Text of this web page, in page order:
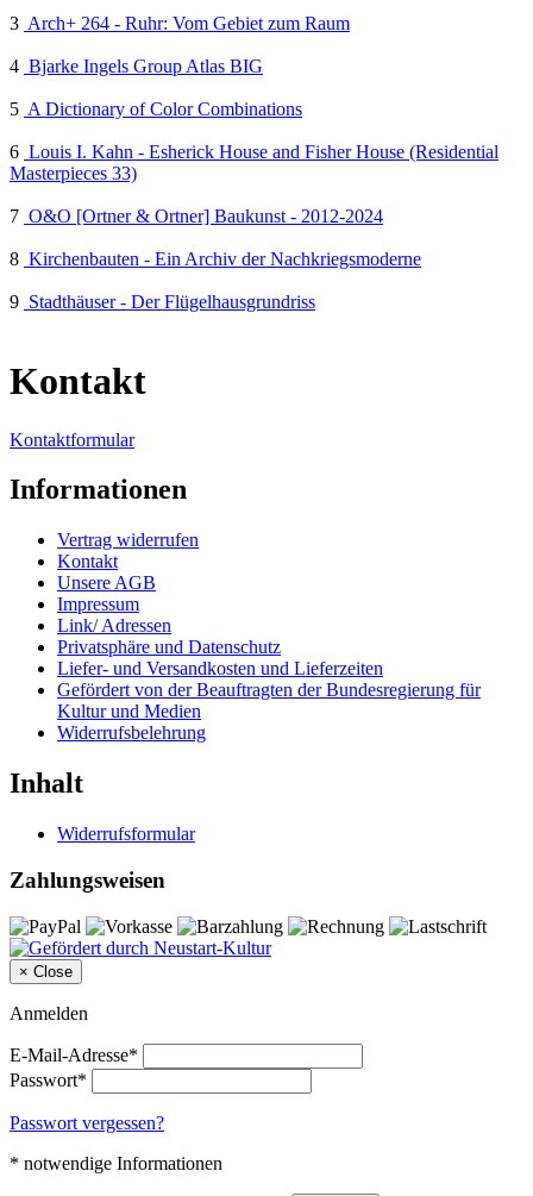
3 Arch+ 264 - Ruhr: Vom Gebiet zum Raum
4 Bjarke Ingels Group Atlas BIG
5 A Dictionary of Color Combinations
6 Louis I. Kahn - Esherick House and Fisher House (Residential
Masterpieces 33)
7 O&O [Ortner & Ortner] Baukunst - 2012-2024
8 Kirchenbauten - Ein Archiv der Nachkriegsmoderne
9 Stadthäuser - Der Flügelhausgrundriss
Kontakt
Kontaktformular
Informationen
Vertrag widerrufen
Kontakt
Unsere AGB
Impressum
Link/ Adressen
Privatsphäre und Datenschutz
Liefer- und Versandkosten und Lieferzeiten
Gefördert von der Beauftragten der Bundesregierung für
Kultur und Medien
Widerrufsbelehrung
Inhalt
Widerrufsformular
Zahlungsweisen
× Close
Anmelden
E-Mail-Adresse*
Passwort*
Passwort vergessen?
* notwendige Informationen